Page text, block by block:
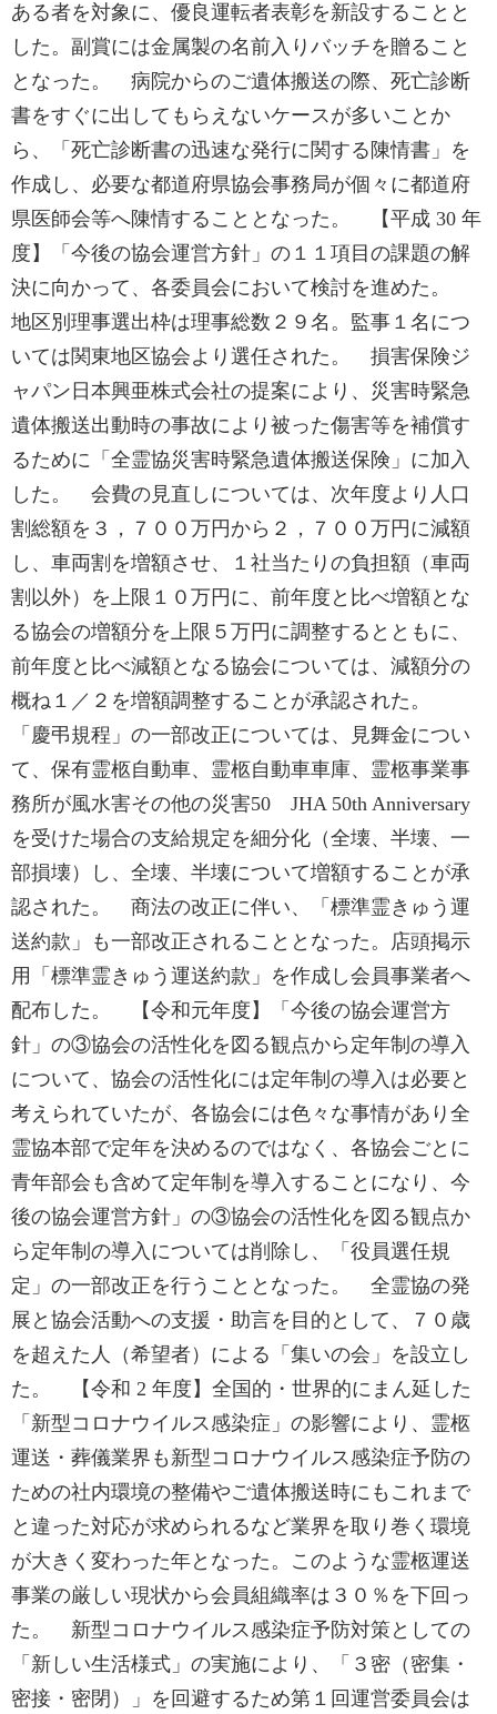
ある者を対象に、優良運転者表彰を新設することと
した。副賞には金属製の名前入りバッチを贈ること
となった。 病院からのご遺体搬送の際、死亡診断
書をすぐに出してもらえないケースが多いことか
ら、「死亡診断書の迅速な発行に関する陳情書」を
作成し、必要な都道府県協会事務局が個々に都道府
県医師会等へ陳情することとなった。 【平成 30 年
度】「今後の協会運営方針」の１１項目の課題の解
決に向かって、各委員会において検討を進めた。
地区別理事選出枠は理事総数２９名。監事１名につ
いては関東地区協会より選任された。 損害保険ジ
ャパン日本興亜株式会社の提案により、災害時緊急
遺体搬送出動時の事故により被った傷害等を補償す
るために「全霊協災害時緊急遺体搬送保険」に加入
した。 会費の見直しについては、次年度より人口
割総額を３，７００万円から２，７００万円に減額
し、車両割を増額させ、１社当たりの負担額（車両
割以外）を上限１０万円に、前年度と比べ増額とな
る協会の増額分を上限５万円に調整するとともに、
前年度と比べ減額となる協会については、減額分の
概ね１／２を増額調整することが承認された。
「慶弔規程」の一部改正については、見舞金につい
て、保有霊柩自動車、霊柩自動車車庫、霊柩事業事
務所が風水害その他の災害50 JHA 50th Anniversary
を受けた場合の支給規定を細分化（全壊、半壊、一
部損壊）し、全壊、半壊について増額することが承
認された。 商法の改正に伴い、「標準霊きゅう運
送約款」も一部改正されることとなった。店頭掲示
用「標準霊きゅう運送約款」を作成し会員事業者へ
配布した。 【令和元年度】「今後の協会運営方
針」の③協会の活性化を図る観点から定年制の導入
について、協会の活性化には定年制の導入は必要と
考えられていたが、各協会には色々な事情があり全
霊協本部で定年を決めるのではなく、各協会ごとに
青年部会も含めて定年制を導入することになり、今
後の協会運営方針」の③協会の活性化を図る観点か
ら定年制の導入については削除し、「役員選任規
定」の一部改正を行うこととなった。 全霊協の発
展と協会活動への支援・助言を目的として、７０歳
を超えた人（希望者）による「集いの会」を設立し
た。 【令和 2 年度】全国的・世界的にまん延した
「新型コロナウイルス感染症」の影響により、霊柩
運送・葬儀業界も新型コロナウイルス感染症予防の
ための社内環境の整備やご遺体搬送時にもこれまで
と違った対応が求められるなど業界を取り巻く環境
が大きく変わった年となった。このような霊柩運送
事業の厳しい現状から会員組織率は３０％を下回っ
た。 新型コロナウイルス感染症予防対策としての
「新しい生活様式」の実施により、「３密（密集・
密接・密閉）」を回避するため第１回運営委員会は